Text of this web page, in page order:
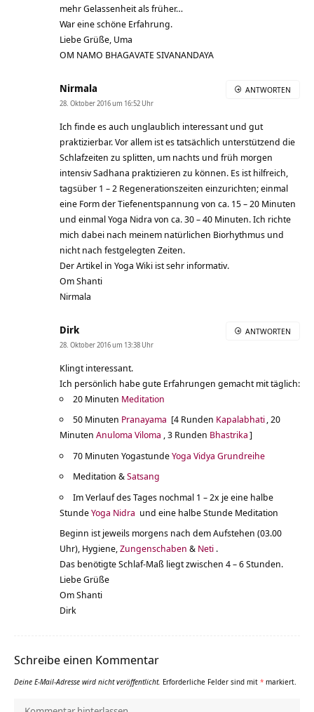
mehr Gelassenheit als früher…
War eine schöne Erfahrung.
Liebe Grüße, Uma
OM NAMO BHAGAVATE SIVANANDAYA
Nirmala
28. Oktober 2016 um 16:52 Uhr
Ich finde es auch unglaublich interessant und gut
praktizierbar. Vor allem ist es tatsächlich unterstützend die
Schlafzeiten zu splitten, um nachts und früh morgen
intensiv Sadhana praktizieren zu können. Es ist hilfreich,
tagsüber 1 – 2 Regenerationszeiten einzurichten; einmal
eine Form der Tiefenentspannung von ca. 15 – 20 Minuten
und einmal Yoga Nidra von ca. 30 – 40 Minuten. Ich richte
mich dabei nach meinem natürlichen Biorhythmus und
nicht nach festgelegten Zeiten.
Der Artikel in Yoga Wiki ist sehr informativ.
Om Shanti
Nirmala
ANTWORTEN
Dirk
28. Oktober 2016 um 13:38 Uhr
Klingt interessant.
Ich persönlich habe gute Erfahrungen gemacht mit täglich:
20 Minuten Meditation
50 Minuten Pranayama [4 Runden Kapalabhati, 20
Minuten Anuloma Viloma , 3 Runden Bhastrika]
70 Minuten YogastundeYoga Vidya Grundreihe
Meditation &Satsang
Im Verlauf des Tages nochmal 1 – 2x je eine halbe
StundeYoga Nidra und eine halbe Stunde Meditation
Beginn ist jeweils morgens nach dem Aufstehen (03.00
Uhr), Hygiene,Zungenschaben & Neti .
Das benötigte Schlaf-Maß liegt zwischen 4 – 6 Stunden.
Liebe Grüße
Om Shanti
Dirk
ANTWORTEN
Schreibe einen Kommentar
Deine E-Mail-Adresse wird nicht veröffentlicht. Erforderliche Felder sind mit * markiert.